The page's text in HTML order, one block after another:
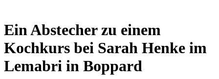
Ein Abstecher zu einem
Kochkurs bei Sarah Henke im
Lemabri in Boppard